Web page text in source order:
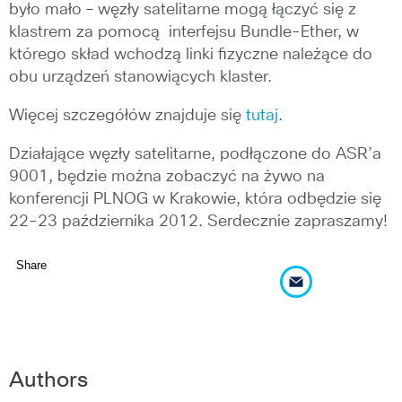
było mało – węzły satelitarne mogą łączyć się z
klastrem za pomocą interfejsu Bundle-Ether, w
którego skład wchodzą linki fizyczne należące do
obu urządzeń stanowiących klaster.
Więcej szczegółów znajduje się tutaj.
Działające węzły satelitarne, podłączone do ASR’a
9001, będzie można zobaczyć na żywo na
konferencji PLNOG w Krakowie, która odbędzie się
22-23 października 2012. Serdecznie zapraszamy!
Share
Authors